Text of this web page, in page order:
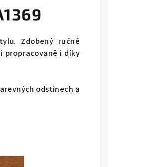
Zdobený ručně
propracovaně i díky
odstínech a